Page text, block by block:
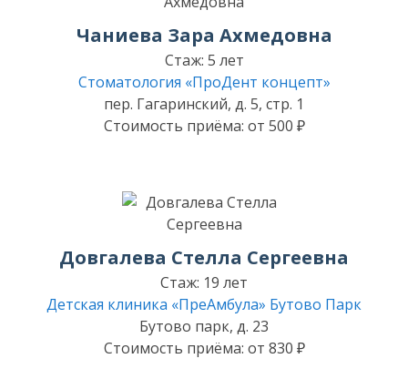
Чаниева Зара Ахмедовна
Стаж: 5 лет
Стоматология «ПроДент концепт»
пер. Гагаринский, д. 5, стр. 1
Стоимость приёма: от 500 ₽
Довгалева Стелла Сергеевна
Стаж: 19 лет
Детская клиника «ПреАмбула» Бутово Парк
Бутово парк, д. 23
Стоимость приёма: от 830 ₽